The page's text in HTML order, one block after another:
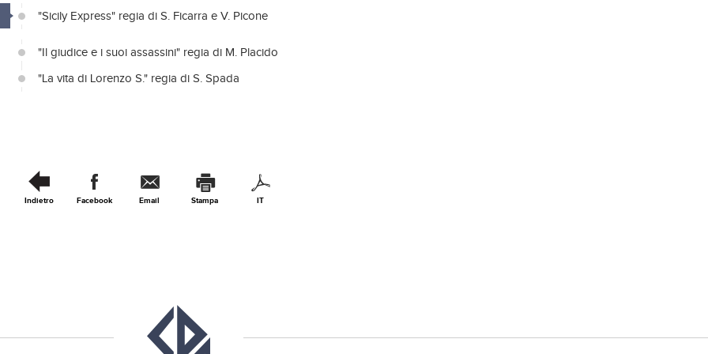
"Sicily Express" regia di S. Ficarra e V. Picone
"Il giudice e i suoi assassini" regia di M. Placido
"La vita di Lorenzo S." regia di S. Spada
Indietro Facebook Email Stampa IT